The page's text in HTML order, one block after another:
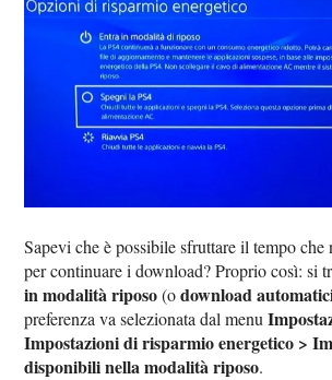
Sapevi che è possibile sfruttare il tempo che
per continuare i download? Proprio così: si
in modalità riposo(odownload
preferenza va selezionata dal menu
Impostazioni di risparmio energetico >
disponibili nella modalità riposo.